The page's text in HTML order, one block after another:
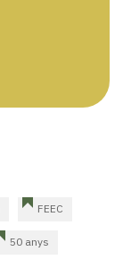
FEEC
50 anys